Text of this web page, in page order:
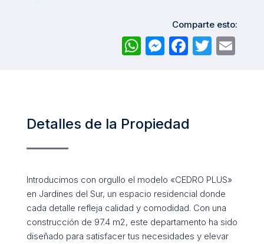
Comparte esto:
WhatsApp
Messenger
Detalles de la Propiedad
Introducimos con orgullo el modelo «CEDRO PLUS»
en Jardines del Sur, un espacio residencial donde
cada detalle refleja calidad y comodidad. Con una
construcción de 97.4 m2, este departamento ha sido
diseñado para satisfacer tus necesidades y elevar